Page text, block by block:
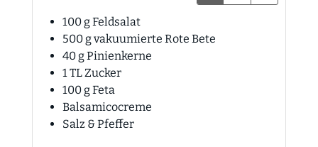
100gFeldsalat
500gvakuumierte Rote Bete
40gPinienkerne
1TLZucker
100gFeta
Balsamicocreme
Salz & Pfeffer